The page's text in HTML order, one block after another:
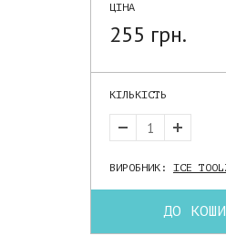
ЦІНА
255 грн.
КІЛЬКІСТЬ
ВИРОБНИК: ICE
ДО